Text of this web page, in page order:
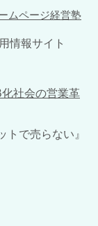
ムページ経営塾
情報サイト
社会の営業革
で売らない』